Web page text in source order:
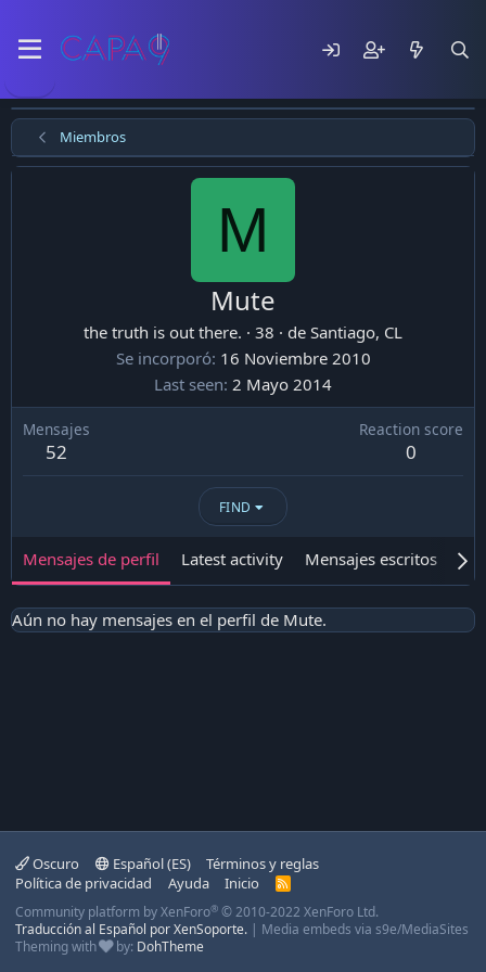
Miembros
M
Mute
the truth is out there. · 38 · de Santiago, CL
Se incorporó 16 Noviembre 2010
Last seen 2 Mayo 2014
Mensajes
52
Reaction score
0
FIND
Mensajes de perfil Latest activity Mensajes escritos
Aún no hay mensajes en el perfil de Mute.
Oscuro Español (ES)
Términos y reglas
Política de privacidad
Ayuda Inicio
R
S
Community platform by XenForo® © 2010-2022 XenForo Ltd.
Traducción al Español por XenSoporte. | Media embeds via s9e/MediaSites
Theming with
by: DohTheme